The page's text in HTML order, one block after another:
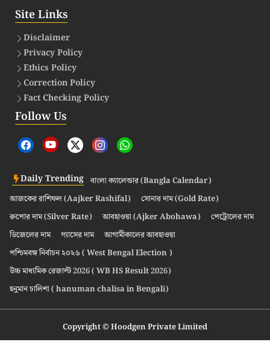
Site Links
Disclaimer
Privacy Policy
Ethics Policy
Correction Policy
Fact Checking Policy
Follow Us
Daily Trending বাংলা ক্যালেন্ডার (Bangla Calendar)
আজকের রাশিফল (Aajker Rashifal)
সোনার দাম (Gold Rate)
রুপোর দাম (Silver Rate)
আবহাওয়া (Ajker Abohawa)
পেট্রোলের দাম
ডিজেলের দাম
গ্যাসের দাম
আগামীকালের আবহাওয়া
পশ্চিমবঙ্গ নির্বাচন ২০২৬ ( West Bengal Election )
উচ্চ মাধ্যমিক রেজাল্ট 2026 ( WB HS Result 2026)
হনুমান চালিশা ( hanuman chalisa in Bengali)
Copyright © Hoodgen Private Limited